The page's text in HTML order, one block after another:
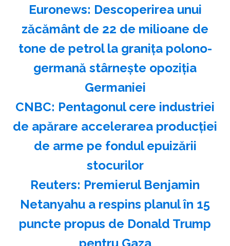
Euronews: Descoperirea unui
zăcământ de 22 de milioane de
tone de petrol la graniţa polono-
germană stârneşte opoziţia
Germaniei
CNBC: Pentagonul cere industriei
de apărare accelerarea producţiei
de arme pe fondul epuizării
stocurilor
Reuters: Premierul Benjamin
Netanyahu a respins planul în 15
puncte propus de Donald Trump